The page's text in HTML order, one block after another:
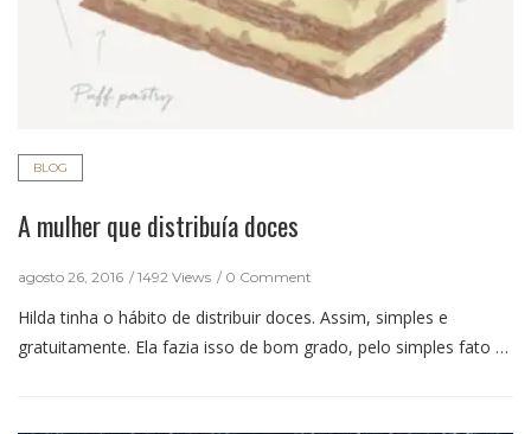
BLOG
A mulher que distribuía doces
agosto 26, 2016 1492 Views 0 Comment
Hilda tinha o hábito de distribuir doces. Assim, simples e
gratuitamente. Ela fazia isso de bom grado, pelo simples fato …